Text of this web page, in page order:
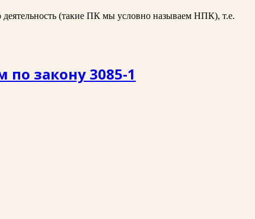
деятельность (такие ПК мы условно называем НПК), т.е.
закону 3085-1